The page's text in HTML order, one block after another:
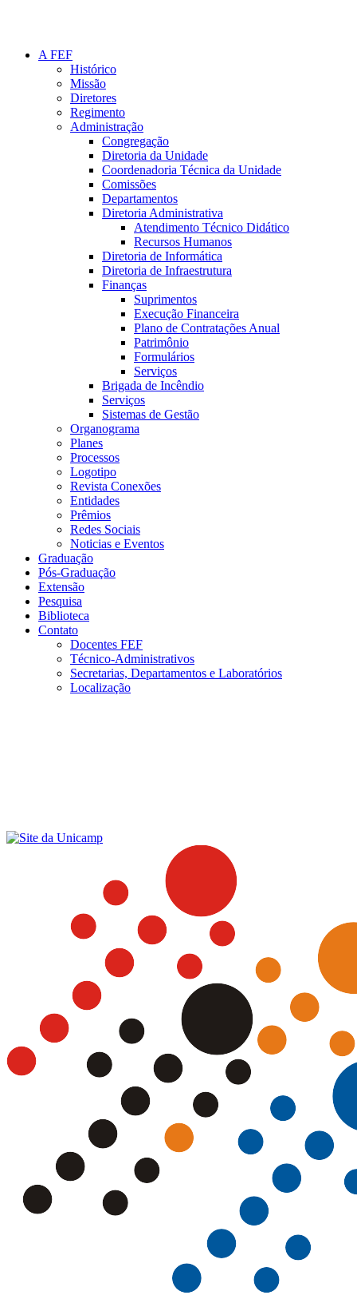
A FEF
Histórico
Missão
Diretores
Regimento
Administração
Congregação
Diretoria da Unidade
Coordenadoria Técnica da Unidade
Comissões
Departamentos
Diretoria Administrativa
Atendimento Técnico Didático
Recursos Humanos
Diretoria de Informática
Diretoria de Infraestrutura
Finanças
Suprimentos
Execução Financeira
Plano de Contratações Anual
Patrimônio
Formulários
Serviços
Brigada de Incêndio
Serviços
Sistemas de Gestão
Organograma
Planes
Processos
Logotipo
Revista Conexões
Entidades
Prêmios
Redes Sociais
Noticias e Eventos
Graduação
Pós-Graduação
Extensão
Pesquisa
Biblioteca
Contato
Docentes FEF
Técnico-Administrativos
Secretarias, Departamentos e Laboratórios
Localização